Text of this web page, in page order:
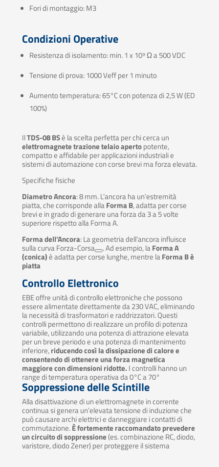
Fori di montaggio: M3
Condizioni Operative
Resistenza di isolamento: min. 1 x 10⁹ Ω a 500 VDC
Tensione di prova: 1000 Veff per 1 minuto
Aumento temperatura: 65°C con potenza di 2,5 W (ED
100%)
IlTDS-08 BSè la scelta perfetta per chi cerca un
elettromagnete trazione telaio apertopotente,
compatto e affidabile per applicazioni industriali e
sistemi di automazione con corse brevi ma forza elevata.
Specifiche fisiche
Diametro Ancora: 8 mm.L’ancora ha un’estremità
piatta, che corrisponde allaForma B, adatta per corse
brevi e in grado di generare una forza da 3 a 5 volte
superiore rispetto alla Forma A.
Forma dell’Ancora: La geometria dell’ancora influisce
sulla curva Forza-Corsa . Ad esempio, laForma A
(conica)è adatta per corse lunghe, mentre laForma B è
piatta
Controllo Elettronico
EBE offre unità di controllo elettroniche che possono
essere alimentate direttamente da 230 VAC, eliminando
la necessità di trasformatori e raddrizzatori.Questi
controlli permettono di realizzare un profilo di potenza
variabile, utilizzando una potenza di attrazione elevata
per un breve periodo e una potenza di mantenimento
inferiore,riducendo così la dissipazione di calore e
consentendo di ottenere una forza magnetica
maggiore con dimensioni ridotte. I controlli hanno un
range di temperatura operativa da 0°C a 70°
Soppressione delle Scintille
Alla disattivazione di un elettromagnete in corrente
continua si genera un’elevata tensione di induzione che
può causare archi elettrici e danneggiare i contatti di
commutazione.È fortemente raccomandato prevedere
un circuito di soppressione(es. combinazione RC, diodo,
varistore, diodo Zener) per proteggere il sistema